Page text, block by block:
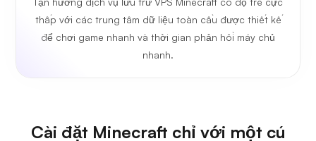
thấp với các trung tâm dữ liệu toàn cầu được thiết kế
để chơi game nhanh và thời gian phản hồi máy chủ
nhanh.
Cài đặt Minecraft chỉ với một cú